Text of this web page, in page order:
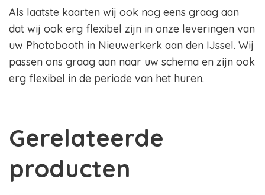
Als laatste kaarten wij ook nog eens graag aan
dat wij ook erg flexibel zijn in onze leveringen van
uw Photobooth in Nieuwerkerk aan den IJssel. Wij
passen ons graag aan naar uw schema en zijn ook
erg flexibel in de periode van het huren.
Gerelateerde
producten